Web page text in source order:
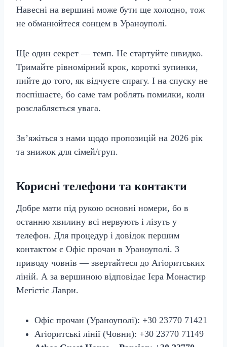
Навесні на вершині може бути ще холодно, тож
не обманюйтеся сонцем в Ураноуполі.
Ще один секрет — темп. Не стартуйте швидко.
Тримайте рівномірний крок, короткі зупинки,
пийте до того, як відчуєте спрагу. І на спуску не
поспішаєте, бо саме там роблять помилки, коли
розслабляється увага.
Зв’яжіться з нами щодо пропозицій на 2026 рік
та знижок для сімей/груп.
Корисні телефони та контакти
Добре мати під рукою основні номери, бо в
останню хвилину всі нервують і лізуть у
телефон. Для процедур і довідок першим
контактом є Офіс прочан в Ураноуполі. З
приводу човнів — звертайтеся до Агіоритських
ліній. А за вершиною відповідає Ієра Монастир
Мегістіс Лаври.
Офіс прочан (Ураноуполі): +30 23770 71421
Агіоритські лінії (Човни): +30 23770 71149